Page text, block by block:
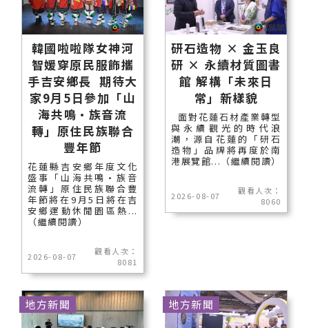
韓國啦啦隊女神河
智媛穿原民服飾攜
手吉安鄉長 期待大
家9月5日參加「山
海共鳴•族音流
轉」原住民族聯合
豐年節
花蓮縣吉安鄉年度文化
盛事「山海共鳴•族音
流轉」原住民族聯合豐
年節將在9月5日將在吉
安鄉運動休閒園區熱...
（繼續閱讀）
2026-08-07
觀看人次：
8081
研石造物 × 金玉良
研 × 永續材質圖書
館 解構「未來日
常」新樣貌
面對花蓮石材產業轉型
與永續觀光的時代浪
潮，源自花蓮的「研石
造物」品牌將再度於南
港展覽館...（繼續閱讀）
2026-08-07
觀看人次：
8060
地方新聞 地方新聞